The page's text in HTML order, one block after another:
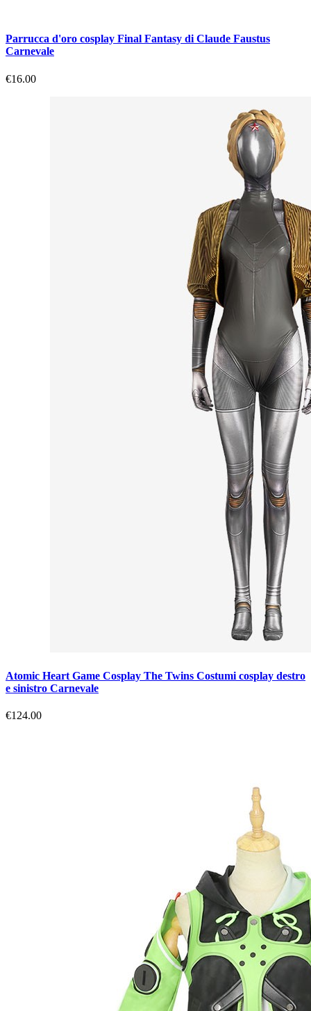
Parrucca d'oro cosplay Final Fantasy di Claude Faustus
Carnevale
€16.00
Atomic Heart Game Cosplay The Twins Costumi cosplay destro
e sinistro Carnevale
€124.00